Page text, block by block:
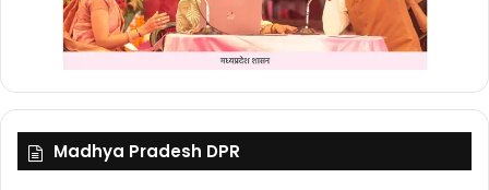
Madhya Pradesh DPR